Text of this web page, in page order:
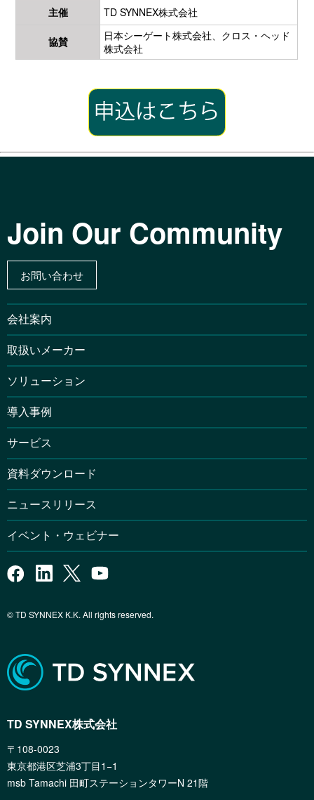
主催
TD SYNNEX株式会社
協賛
日本シーゲート株式会社、クロス・ヘッド
株式会社
Join Our Community
お問い合わせ
会社案内
取扱いメーカー
ソリューション
導入事例
サービス
資料ダウンロード
ニュースリリース
イベント・ウェビナー
© TD SYNNEX K.K. All rights reserved.
TD SYNNEX株式会社
〒108-0023
東京都港区芝浦3丁目1−1
msb Tamachi 田町ステーションタワーN 21階